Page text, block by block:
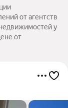
от агентств
у
от